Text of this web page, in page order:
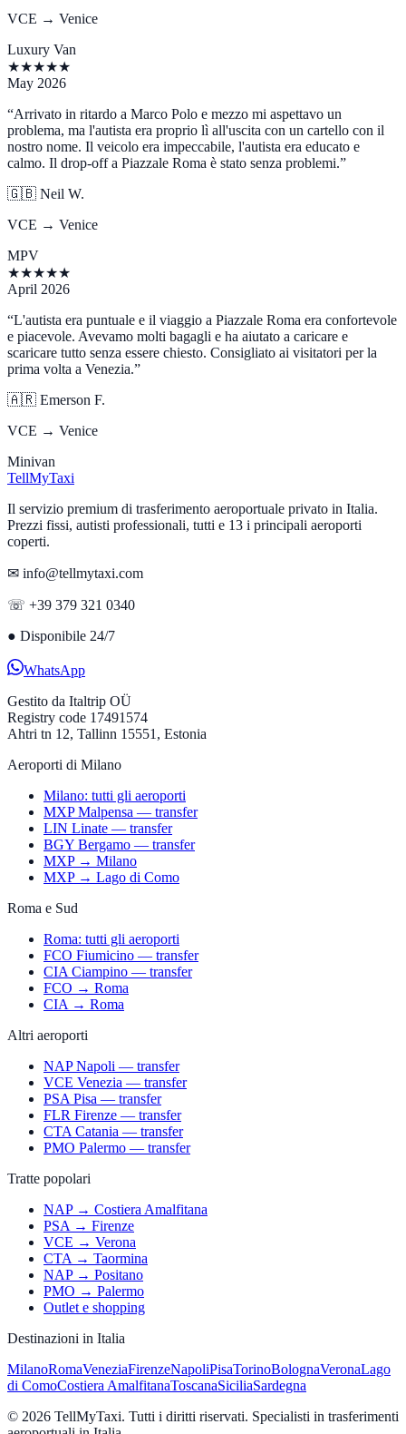
VCE → Venice
Luxury Van
★★★★★
May 2026
“Arrivato in ritardo a Marco Polo e mezzo mi aspettavo un
problema, ma l'autista era proprio lì all'uscita con un cartello con il
nostro nome. Il veicolo era impeccabile, l'autista era educato e
calmo. Il drop-off a Piazzale Roma è stato senza problemi.”
🇬🇧 Neil W.
VCE → Venice
MPV
★★★★★
April 2026
“L'autista era puntuale e il viaggio a Piazzale Roma era confortevole
e piacevole. Avevamo molti bagagli e ha aiutato a caricare e
scaricare tutto senza essere chiesto. Consigliato ai visitatori per la
prima volta a Venezia.”
🇦🇷 Emerson F.
VCE → Venice
Minivan
TellMyTaxi
Il servizio premium di trasferimento aeroportuale privato in Italia.
Prezzi fissi, autisti professionali, tutti e 13 i principali aeroporti
coperti.
✉ info@tellmytaxi.com
☏ +39 379 321 0340
● Disponibile 24/7
WhatsApp
Gestito da Italtrip OÜ
Registry code 17491574
Ahtri tn 12, Tallinn 15551, Estonia
Aeroporti di Milano
Milano: tutti gli aeroporti
MXP Malpensa — transfer
LIN Linate — transfer
BGY Bergamo — transfer
MXP → Milano
MXP → Lago di Como
Roma e Sud
Roma: tutti gli aeroporti
FCO Fiumicino — transfer
CIA Ciampino — transfer
FCO → Roma
CIA → Roma
Altri aeroporti
NAP Napoli — transfer
VCE Venezia — transfer
PSA Pisa — transfer
FLR Firenze — transfer
CTA Catania — transfer
PMO Palermo — transfer
Tratte popolari
NAP → Costiera Amalfitana
PSA → Firenze
VCE → Verona
CTA → Taormina
NAP → Positano
PMO → Palermo
Outlet e shopping
Destinazioni in Italia
MilanoRomaVeneziaFirenzeNapoliPisaTorinoBolognaVeronaLago
di ComoCostiera AmalfitanaToscanaSiciliaSardegna
© 2026 TellMyTaxi. Tutti i diritti riservati. Specialisti in trasferimenti